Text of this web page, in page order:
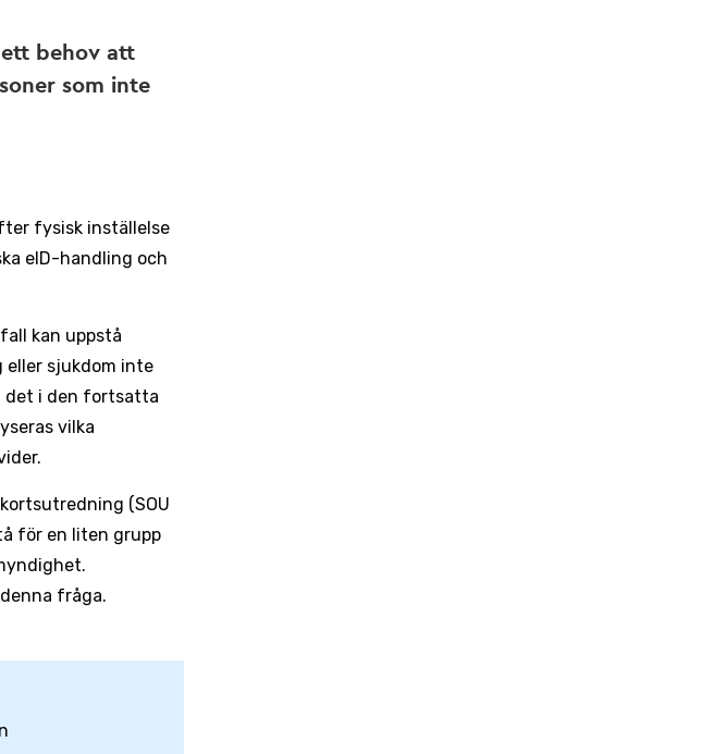
behov att
som inte
fysisk inställelse
eID-handling och
kan uppstå
eller sjukdom inte
det i den fortsatta
vilka
(SOU
för en liten grupp
fråga.